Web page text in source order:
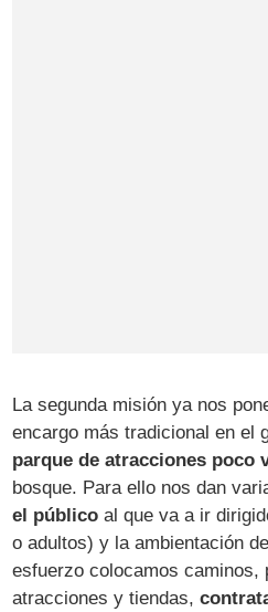
La segunda misión ya nos
encargo más tradicional en el
parque de atracciones poco
bosque. Para ello nos dan
el público al que va a ir
o adultos) y la ambientación
esfuerzo colocamos caminos,
atracciones y tiendas,